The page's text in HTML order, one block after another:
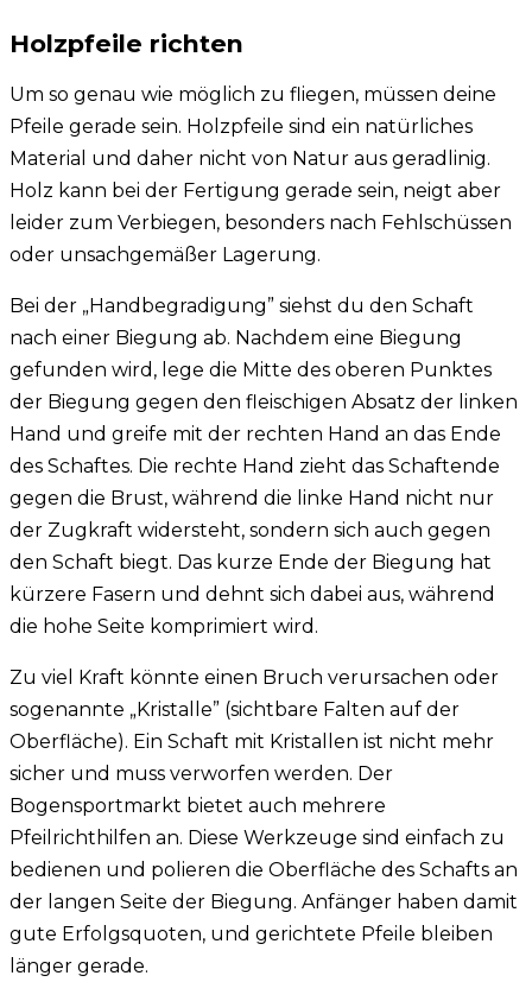
Holzpfeile richten
Um so genau wie möglich zu fliegen, müssen deine
Pfeile gerade sein. Holzpfeile sind ein natürliches
Material und daher nicht von Natur aus geradlinig.
Holz kann bei der Fertigung gerade sein, neigt aber
leider zum Verbiegen, besonders nach Fehlschüssen
oder unsachgemäßer Lagerung.
Bei der „Handbegradigung” siehst du den Schaft
nach einer Biegung ab. Nachdem eine Biegung
gefunden wird, lege die Mitte des oberen Punktes
der Biegung gegen den fleischigen Absatz der linken
Hand und greife mit der rechten Hand an das Ende
des Schaftes. Die rechte Hand zieht das Schaftende
gegen die Brust, während die linke Hand nicht nur
der Zugkraft widersteht, sondern sich auch gegen
den Schaft biegt. Das kurze Ende der Biegung hat
kürzere Fasern und dehnt sich dabei aus, während
die hohe Seite komprimiert wird.
Zu viel Kraft könnte einen Bruch verursachen oder
sogenannte „Kristalle” (sichtbare Falten auf der
Oberfläche). Ein Schaft mit Kristallen ist nicht mehr
sicher und muss verworfen werden. Der
Bogensportmarkt bietet auch mehrere
Pfeilrichthilfen an. Diese Werkzeuge sind einfach zu
bedienen und polieren die Oberfläche des Schafts an
der langen Seite der Biegung. Anfänger haben damit
gute Erfolgsquoten, und gerichtete Pfeile bleiben
länger gerade.